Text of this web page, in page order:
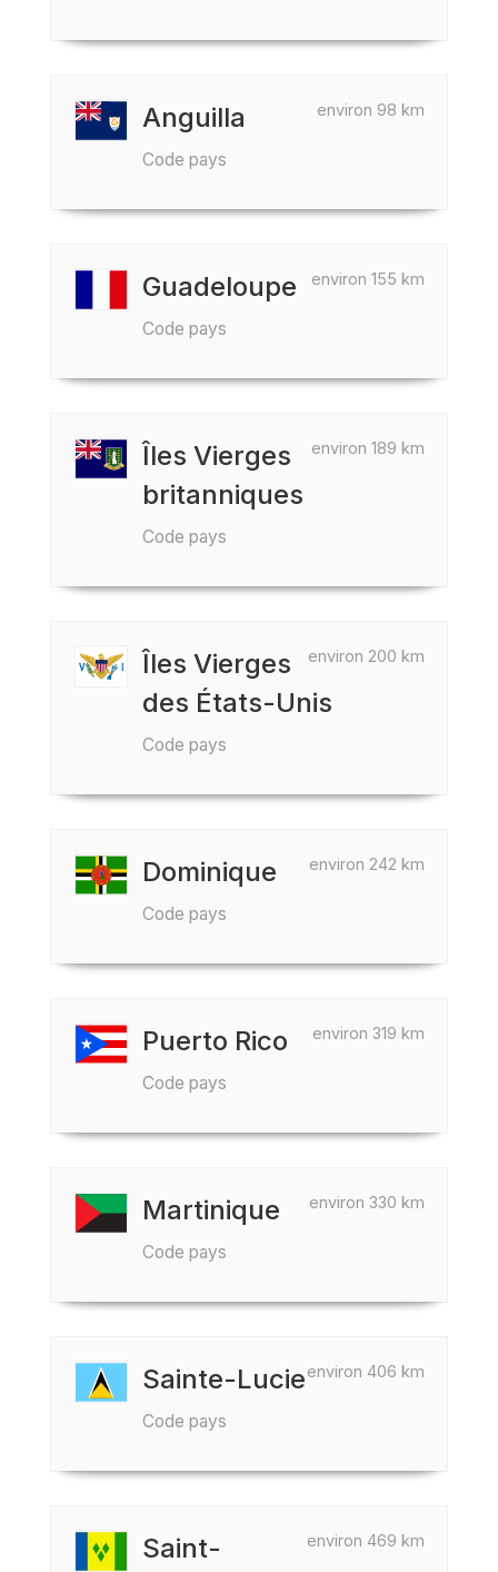
environ 98 km
Anguilla
Code pays
environ 155 km
Guadeloupe
Code pays
environ 189 km
Îles Vierges
britanniques
Code pays
environ 200 km
Îles Vierges
des États-Unis
Code pays
environ 242 km
Dominique
Code pays
environ 319 km
Puerto Rico
Code pays
environ 330 km
Martinique
Code pays
environ 406 km
Sainte-Lucie
Code pays
environ 469 km
Saint-